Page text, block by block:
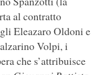
al contratto
Eleazaro Oldoni e
Volpi, i
che s’attribuisce